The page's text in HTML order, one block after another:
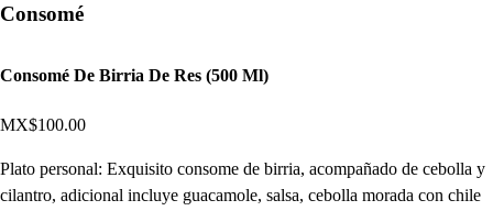
Consomé
Consomé De Birria De Res (500 Ml)
MX$100.00
Plato personal: Exquisito consome de birria, acompañado de cebolla y
cilantro, adicional incluye guacamole, salsa, cebolla morada con chile